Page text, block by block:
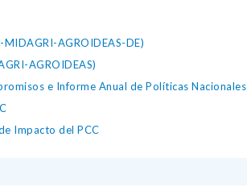
AGROIDEAS-DE)
AGROIDEAS)
e Informe Anual de Políticas Nacionales
Impacto del PCC